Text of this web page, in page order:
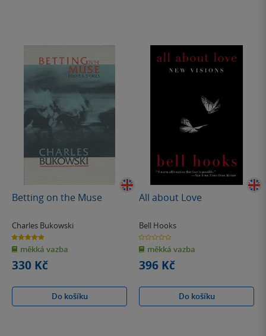
Betting on the Muse
Charles Bukowski
5.0
z
5
hvězdiček
měkká vazba
330 Kč
Do košíku
All about Love
Bell Hooks
0.0
z
5
hvězdiček
měkká vazba
396 Kč
Do košíku